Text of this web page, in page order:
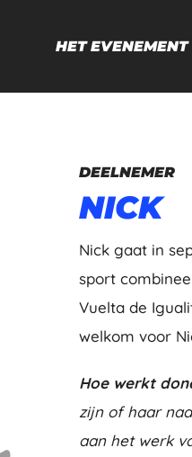
HET EVENEMENT
DEELNEMER
NICK
Nick gaat in
sport
Vuelta de
welkom voor
Hoe werkt
zijn of haar
aan het werk